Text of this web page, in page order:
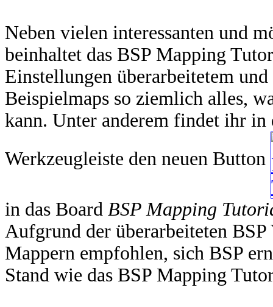
Neben vielen interessanten und
beinhaltet das BSP Mapping
Einstellungen überarbeitetem
Beispielmaps so ziemlich alles,
kann. Unter anderem findet ihr
Werkzeugleiste den neuen Button
in das Board BSP Mapping
Aufgrund der überarbeiteten
Mappern empfohlen, sich BSP
Stand wie das BSP Mapping